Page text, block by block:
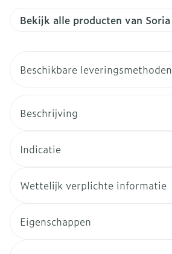
Bekijk alle producten van Soria
Beschikbare leveringsmethoden
Beschrijving
Indicatie
Wettelijk verplichte informatie
Eigenschappen